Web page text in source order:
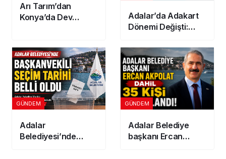
Arı Tarım’dan
Konya’da Dev
Jeotermal Sera
Kuruluyor
Adalar’da Adakart
Dönemi Değişti:
Gösterenler
İndirimden
Yararlanamayacak
GÜNDEM
Adalar
Belediyesi’nde
GÜNDEM
Adalar Belediye
başkanı Ercan